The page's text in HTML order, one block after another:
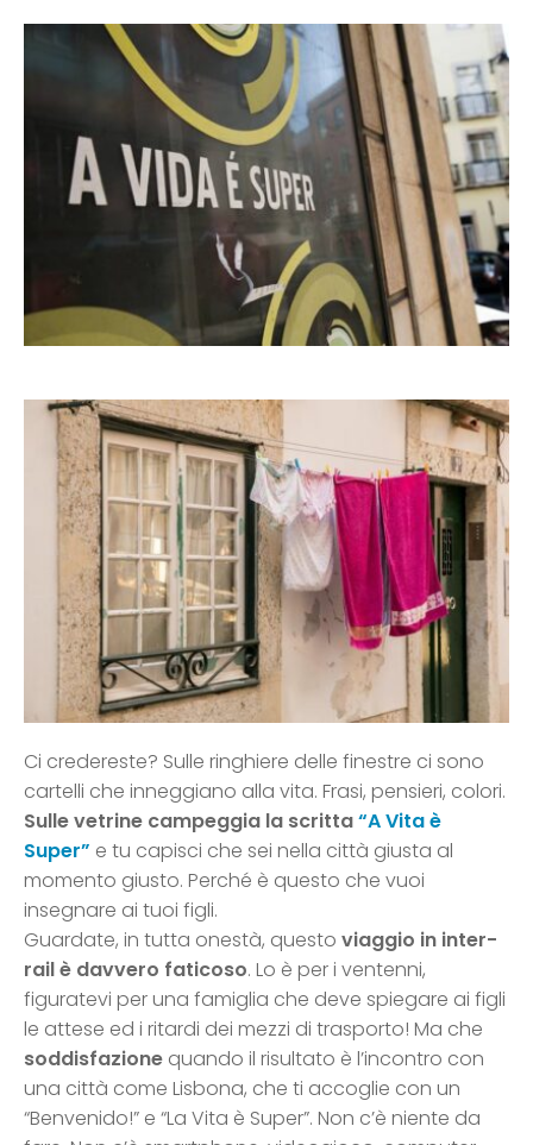
Ci credereste? Sulle ringhiere delle finestre ci sono
cartelli che inneggiano alla vita. Frasi, pensieri, colori.
Sulle vetrine campeggia la scritta“A Vita è
Super” e tu capisci che sei nella città giusta al
momento giusto. Perché è questo che vuoi
insegnare ai tuoi figli.
Guardate, in tutta onestà, questo viaggio in inter-
rail è davvero faticoso. Lo è per i ventenni,
figuratevi per una famiglia che deve spiegare ai figli
le attese ed i ritardi dei mezzi di trasporto! Ma che
soddisfazione quando il risultato è l’incontro con
una città come Lisbona, che ti accoglie con un
“Benvenido!” e “La Vita è Super”. Non c’è niente da